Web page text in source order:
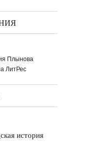
Плынова
ЛитРес
история